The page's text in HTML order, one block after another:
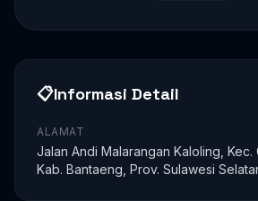
📋Informasi Detail
ALAMAT
Jalan Andi Malarangan Kaloling, Kec.
Kab. Bantaeng, Prov. Sulawesi